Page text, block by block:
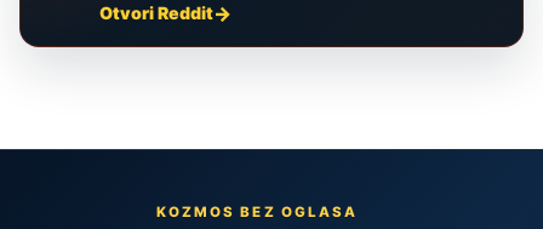
Otvori Reddit
KOZMOS BEZ OGLASA